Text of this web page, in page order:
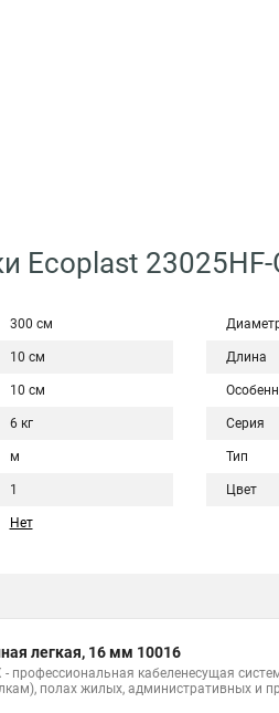
Ecoplast 23025HF-
300 см
10 см
10 см
6 кг
м
1
Нет
Длина
Серия
Тип
Цвет
легкая, 16 мм 10016
профессиональная кабеленесущая
полах жилых, административных